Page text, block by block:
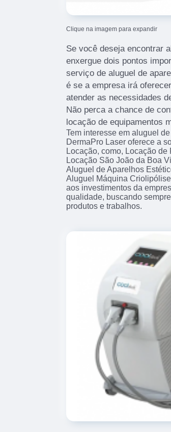
Clique na imagem para expandir
Se você deseja encontrar
enxergue dois pontos
serviço de aluguel de
é se a empresa irá
atender as necessidades
Não perca a chance de
locação de equipamentos
Tem interesse em aluguel
DermaPro Laser oferece a
Locação, como, Locação
Locação São João da Boa
Aluguel de Aparelhos
Aluguel Máquina
aos investimentos da
qualidade, buscando
produtos e trabalhos.